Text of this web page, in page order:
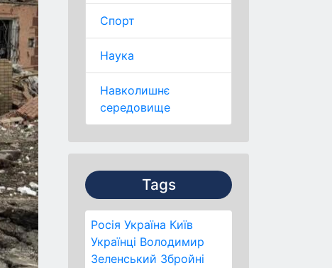
Спорт
Наука
Навколишнє
середовище
Tags
Росія Україна Київ
Українці Володимир
Зеленський Збройні